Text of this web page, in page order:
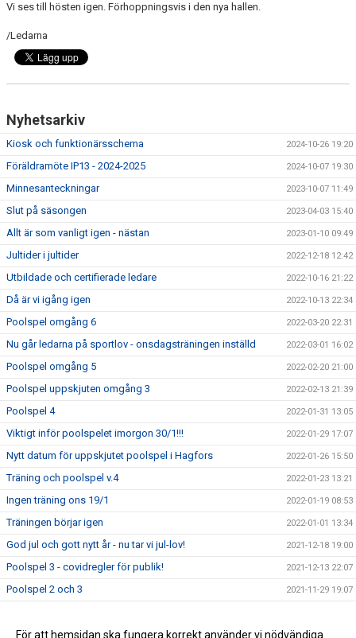
Vi ses till hösten igen. Förhoppningsvis i den nya hallen.
/Ledarna
Nyhetsarkiv
Kiosk och funktionärsschema 2024-10-26 19:20
Föräldramöte IP13 - 2024-2025 2024-10-07 19:30
Minnesanteckningar 2023-10-07 11:49
Slut på säsongen 2023-04-03 15:40
Allt är som vanligt igen - nästan 2023-01-10 09:49
Jultider i jultider 2022-12-18 12:42
Utbildade och certifierade ledare 2022-10-16 21:22
Då är vi igång igen 2022-10-13 22:34
Poolspel omgång 6 2022-03-20 22:31
Nu går ledarna på sportlov - onsdagsträningen inställd 2022-03-01 16:02
Poolspel omgång 5 2022-02-20 21:00
Poolspel uppskjuten omgång 3 2022-02-13 21:39
Poolspel 4 2022-01-31 13:05
Viktigt inför poolspelet imorgon 30/1!!! 2022-01-29 17:07
Nytt datum för uppskjutet poolspel i Hagfors 2022-01-26 15:50
Träning och poolspel v.4 2022-01-23 13:21
Ingen träning ons 19/1 2022-01-19 08:53
Träningen börjar igen 2022-01-01 13:34
God jul och gott nytt år - nu tar vi jul-lov! 2021-12-18 19:00
Poolspel 3 - covidregler för publik! 2021-12-13 22:07
Poolspel 2 och 3 2021-11-29 19:07
Första träningen 2021-10-04 21:50
För att hemsidan ska fungera korrekt använder vi nödvändiga